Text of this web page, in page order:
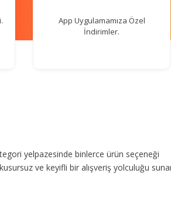
App Uygulamamıza Özel
İndirimler.
yelpazesinde binlerce ürün seçeneği
ve keyifli bir alışveriş yolculuğu